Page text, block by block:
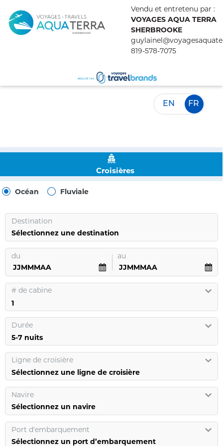
Vendu et entretenu par :
VOYAGES AQUA TERRA
SHERBROOKE
819-578-7075
EN FR
Croisières
Océan Fluviale
Destination
Sélectionnez une destination
du au
# de cabine
Durée
Ligne de croisière
Sélectionnez une ligne de croisière
Navire
Sélectionnez un navire
Port d'embarquement
Sélectionnez un port d’embarquement